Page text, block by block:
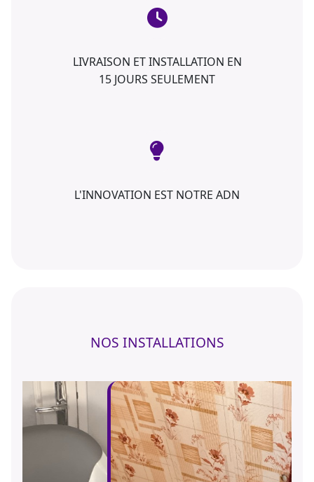
LIVRAISON ET INSTALLATION EN
15 JOURS SEULEMENT
L'INNOVATION EST NOTRE ADN
NOS INSTALLATIONS